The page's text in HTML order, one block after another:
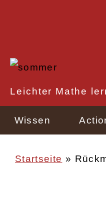
Rechtlicher
Leichter Mathe
Wissen
Startseite